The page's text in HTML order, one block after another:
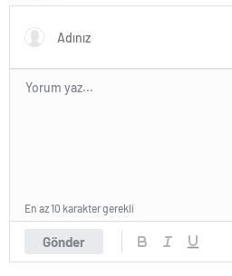
Gönder
En az 10 karakter gerekli